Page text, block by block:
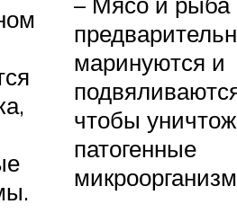
маринуются и
чтобы
патогенные